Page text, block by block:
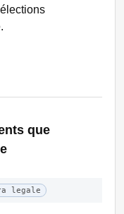
que
legale